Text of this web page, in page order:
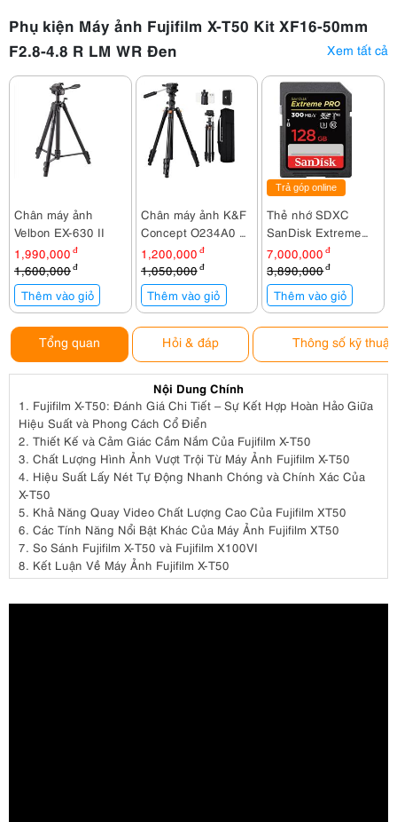
Phụ kiện Máy ảnh Fujifilm X-T50 Kit XF16-50mm
F2.8-4.8 R LM WR Đen
Xem tất cả
Chân máy ảnh
Velbon EX-630 II
1,990,000 đ
1,600,000đ
Thêm vào giỏ
Chân máy ảnh K&F
Concept O234A0 +
BV01 KF09.115
1,200,000 đ
1,050,000 đ
Thêm vào giỏ
Trả góp online
Thẻ nhớ SDXC
SanDisk Extreme
Pro 128GB
300Mb/260Mb/s
7,000,000 đ
3,890,000đ
Thêm vào giỏ
Tổng quan Hỏi & đáp Thông số kỹ thuật
Nội Dung Chính
1. Fujifilm X-T50: Đánh Giá Chi Tiết – Sự Kết Hợp Hoàn Hảo Giữa
Hiệu Suất và Phong Cách Cổ Điển
2. Thiết Kế và Cảm Giác Cầm Nắm Của Fujifilm X-T50
3. Chất Lượng Hình Ảnh Vượt Trội Từ Máy Ảnh Fujifilm X-T50
4. Hiệu Suất Lấy Nét Tự Động Nhanh Chóng và Chính Xác Của
X-T50
5. Khả Năng Quay Video Chất Lượng Cao Của Fujifilm XT50
6. Các Tính Năng Nổi Bật Khác Của Máy Ảnh Fujifilm XT50
7. So Sánh Fujifilm X-T50 và Fujifilm X100VI
8. Kết Luận Về Máy Ảnh Fujifilm X-T50